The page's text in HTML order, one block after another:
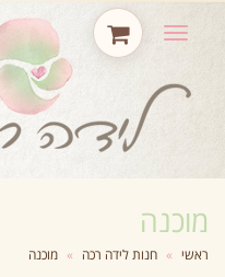
תפריט
מוכנה
ראשי » חנות לידה רכה » מוכנה